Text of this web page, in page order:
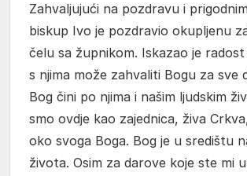
Zahvaljujući na pozdravu i
biskup Ivo je pozdravio okupljenu
čelu sa župnikom. Iskazao je
s njima može zahvaliti Bogu za sve
Bog čini po njima i našim ljudskim
smo ovdje kao zajednica, živa
oko svoga Boga. Bog je u središtu
života. Osim za darove koje ste mi